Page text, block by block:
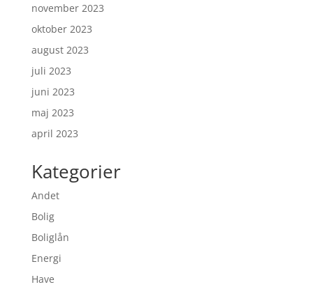
november 2023
oktober 2023
august 2023
juli 2023
juni 2023
maj 2023
april 2023
Kategorier
Andet
Bolig
Boliglån
Energi
Have